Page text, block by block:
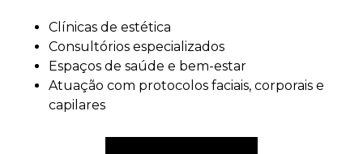
Clínicas de estética
Consultórios especializados
Espaços de saúde e bem-estar
Atuação com protocolos faciais, corporais e
capilares